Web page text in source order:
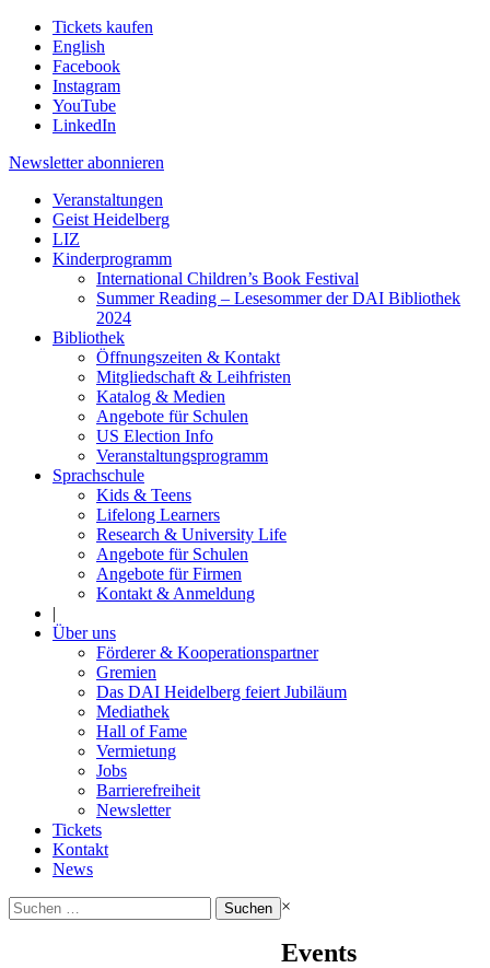
Tickets kaufen
English
Facebook
Instagram
YouTube
LinkedIn
Newsletter abonnieren
Veranstaltungen
Geist Heidelberg
LIZ
Kinderprogramm
International Children’s Book Festival
Summer Reading – Lesesommer der DAI Bibliothek
2024
Bibliothek
Öffnungszeiten & Kontakt
Mitgliedschaft & Leihfristen
Katalog & Medien
Angebote für Schulen
US Election Info
Veranstaltungsprogramm
Sprachschule
Kids & Teens
Lifelong Learners
Research & University Life
Angebote für Schulen
Angebote für Firmen
Kontakt & Anmeldung
|
Über uns
Förderer & Kooperationspartner
Gremien
Das DAI Heidelberg feiert Jubiläum
Mediathek
Hall of Fame
Vermietung
Jobs
Barrierefreiheit
Newsletter
Tickets
Kontakt
News
Suchen
nach:
×
Events